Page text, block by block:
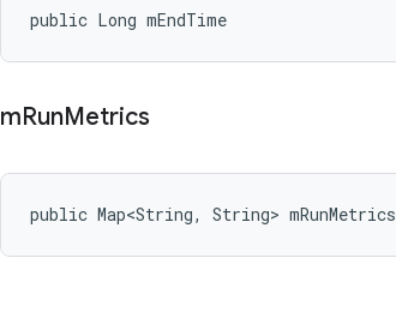
public Long mEndTime
mRunMetrics
public Map<String, String> mRunMetrics